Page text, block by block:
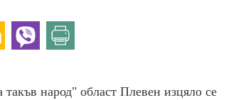
народ" област Плевен изцяло се